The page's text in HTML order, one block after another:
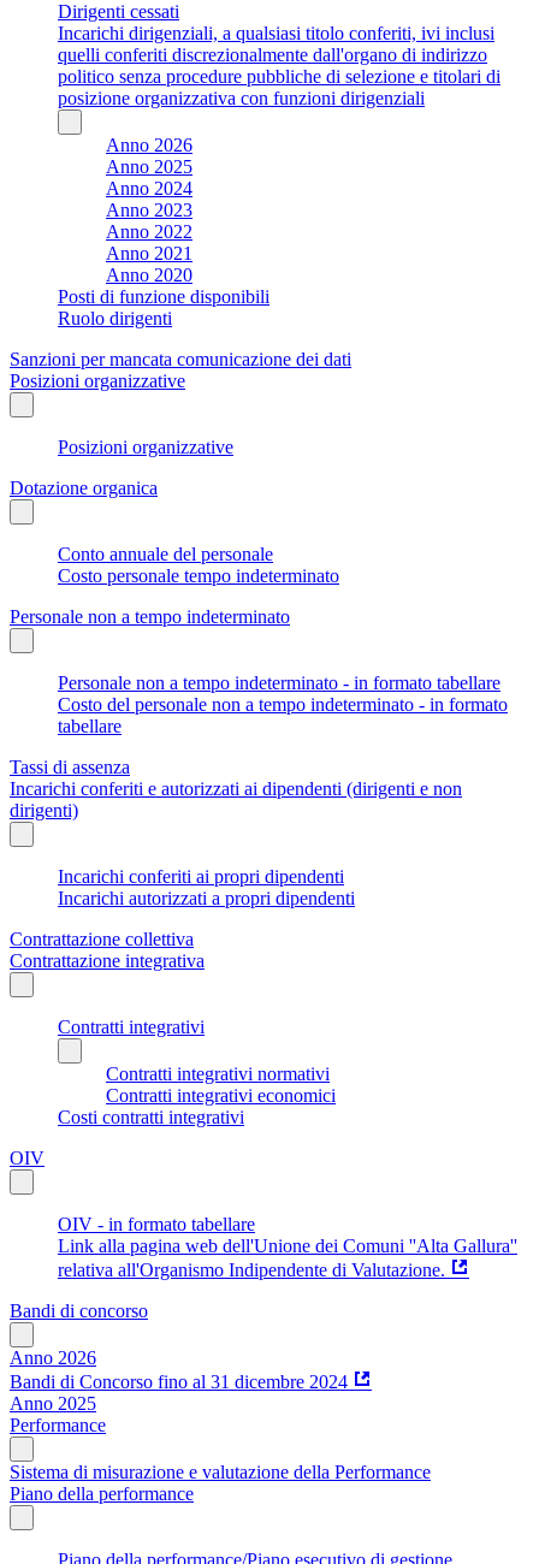
Dirigenti cessati
Incarichi dirigenziali, a qualsiasi titolo conferiti, ivi inclusi
quelli conferiti discrezionalmente dall'organo di indirizzo
politico senza procedure pubbliche di selezione e titolari di
posizione organizzativa con funzioni dirigenziali
Anno 2026
Anno 2025
Anno 2024
Anno 2023
Anno 2022
Anno 2021
Anno 2020
Posti di funzione disponibili
Ruolo dirigenti
Sanzioni per mancata comunicazione dei dati
Posizioni organizzative
Posizioni organizzative
Dotazione organica
Conto annuale del personale
Costo personale tempo indeterminato
Personale non a tempo indeterminato
Personale non a tempo indeterminato - in formato tabellare
Costo del personale non a tempo indeterminato - in formato
tabellare
Tassi di assenza
Incarichi conferiti e autorizzati ai dipendenti (dirigenti e non
dirigenti)
Incarichi conferiti ai propri dipendenti
Incarichi autorizzati a propri dipendenti
Contrattazione collettiva
Contrattazione integrativa
Contratti integrativi
Contratti integrativi normativi
Contratti integrativi economici
Costi contratti integrativi
OIV
OIV - in formato tabellare
Link alla pagina web dell'Unione dei Comuni ''Alta Gallura''
relativa all'Organismo Indipendente di Valutazione.
Bandi di concorso
Anno 2026
Bandi di Concorso fino al 31 dicembre 2024
Anno 2025
Performance
Sistema di misurazione e valutazione della Performance
Piano della performance